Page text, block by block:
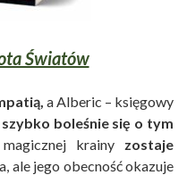
Światów
a Alberic – księgowy
szybko boleśnie się o tym
krainy zostaje
ale jego obecność okazuje